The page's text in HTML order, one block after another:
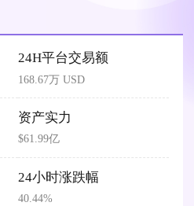
24H平台交易额
168.67万 USD
资产实力
$61.99亿
24小时涨跌幅
40.44%